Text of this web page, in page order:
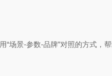
场景-参数-品牌”对照的方式，